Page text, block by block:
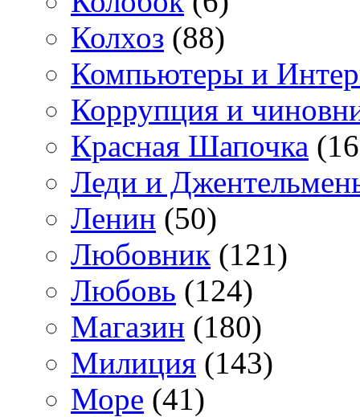
Колхоз (88)
Компьютеры и
Коррупция и
Красная Шапочка
Леди и
Ленин (50)
Любовник (121)
Любовь (124)
Магазин (180)
Милиция (143)
Море (41)